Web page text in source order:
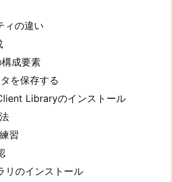
ィの違い
構成要素
を保存する
Libraryのインストール
習
リのインストール